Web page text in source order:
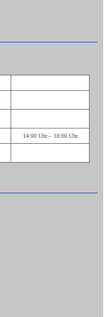
14:00 Uhr – 18:00 Uhr